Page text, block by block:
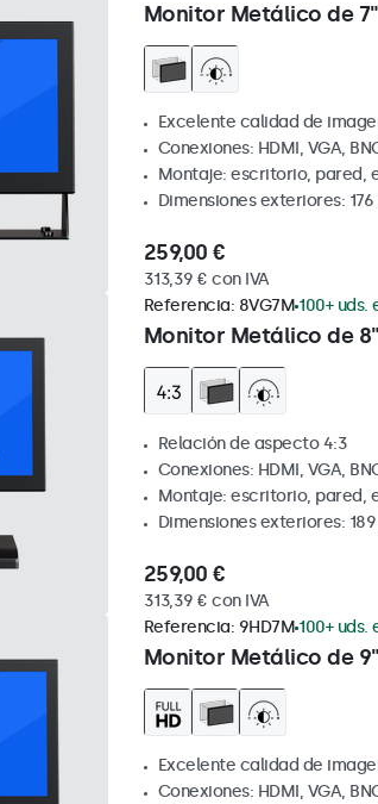
Monitor Metálico de 7"
Excelente calidad de
Conexiones: HDMI, VGA,
Montaje: escritorio, pared,
Dimensiones exteriores: 176
259,00 €
313,39 € con IVA
Monitor Metálico de
Referencia: 8VG7M 100+
Relación de aspecto 4:3
Conexiones: HDMI, VGA,
Montaje: escritorio, pared,
Dimensiones exteriores:
259,00 €
313,39 € con IVA
Monitor Metálico de 9"
Referencia: 9HD7M 100+
Excelente calidad de
Conexiones: HDMI, VGA,